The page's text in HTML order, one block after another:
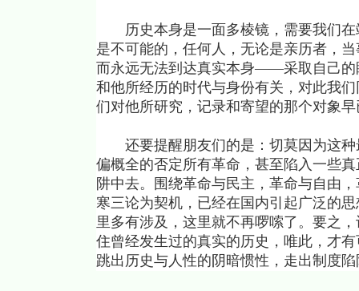
历史本身是一面多棱镜，需要我们在
是不可能的，任何人，无论是亲历者，
而永远无法到达真实本身——采取自己的
和他所经历的时代与身份有关，对此我
们对他所研究，记录和寄望的那个对象
还要提醒朋友们的是：切莫因为这种
偏概全的否定所有革命，甚至陷入一些
阱中去。围绕革命与民主，革命与自由
寒三论为契机，已经在国内引起广泛的
里多有涉及，这里就不再啰嗦了。要之
住曾经发生过的真实的历史，唯此，才
跳出历史与人性的阴暗惯性，走出制度